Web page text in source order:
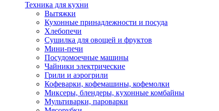
Техника для кухни
Вытяжки
Кухонные принадлежности и посуда
Хлебопечи
Сушилка для овощей и фруктов
Мини-печи
Посудомоечные машины
Чайники электрические
Грили и аэрогрили
Кофеварки, кофемашины, кофемолки
Миксеры, блендеры, кухонные комбайны
Мультиварки, пароварки